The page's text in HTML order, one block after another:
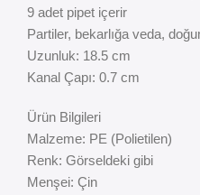
9 adet pipet içerir
Partiler, bekarlığa veda,
Uzunluk: 18.5 cm
Kanal Çapı: 0.7 cm
Ürün Bilgileri
Malzeme: PE (Polietilen)
Renk: Görseldeki gibi
Menşei: Çin